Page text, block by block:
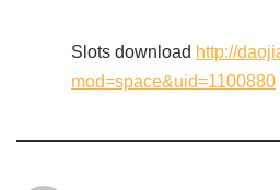
Slots download http://
mod=space&uid=1100880